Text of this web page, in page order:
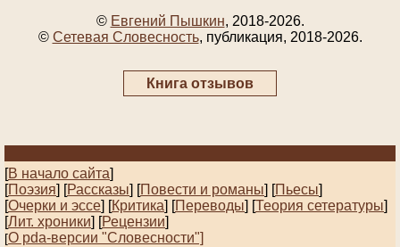
© Евгений Пышкин, 2018-2026.
© Сетевая Словесность, публикация, 2018-2026.
Книга отзывов
[В начало сайта]
[Поэзия] [Рассказы] [Повести и романы] [Пьесы]
[Очерки и эссе] [Критика] [Переводы] [Теория сетературы]
[Лит. хроники] [Рецензии]
[О pda-версии "Словесности"]